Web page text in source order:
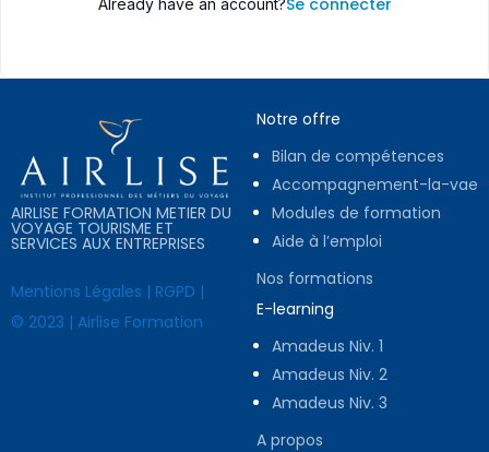
Already have an account?Se connecter
AIRLISE FORMATION METIER DU
VOYAGE TOURISME ET
SERVICES AUX ENTREPRISES
Mentions Légales | RGPD |
© 2023 | Airlise Formation
Notre offre
Bilan de compétences
Accompagnement-la-vae
Modules de formation
Aide à l’emploi
Nos formations
E-learning
Amadeus Niv. 1
Amadeus Niv. 2
Amadeus Niv. 3
A propos